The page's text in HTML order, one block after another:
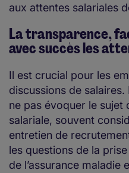
aux attentes salariales
La transparence,
avec succès les
Il est crucial pour les
discussions de
ne pas évoquer le sujet
salariale, souvent
entretien de
les questions de la
de l’assurance maladie